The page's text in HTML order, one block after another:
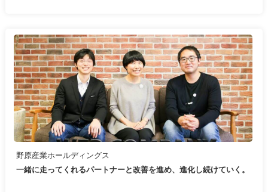
野原産業ホールディングス
一緒に走ってくれるパートナーと改善を進め、進化し続けていく。